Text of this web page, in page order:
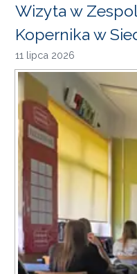
Wizyta w
Kopernika w
11 lipca 2026